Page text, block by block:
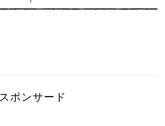
スポンサード